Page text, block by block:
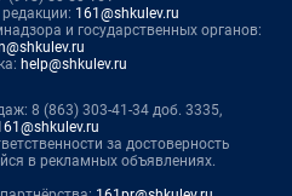
161@shkulev.ru
и государственных органов:
help@shkulev.ru
8 (863) 303-41-34 доб. 3335,
за достоверность
в рекламных объявлениях.